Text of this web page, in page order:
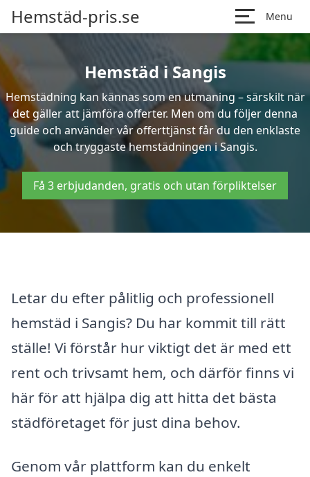
Hemstäd-pris.se Menu
Hemstäd i Sangis
Hemstädning kan kännas som en utmaning – särskilt när
det gäller att jämföra offerter. Men om du följer denna
guide och använder vår offerttjänst får du den enklaste
och tryggaste hemstädningen i Sangis.
Få 3 erbjudanden, gratis och utan förpliktelser
Letar du efter pålitlig och professionell
hemstäd i Sangis? Du har kommit till rätt
ställe! Vi förstår hur viktigt det är med ett
rent och trivsamt hem, och därför finns vi
här för att hjälpa dig att hitta det bästa
städföretaget för just dina behov.
Genom vår plattform kan du enkelt